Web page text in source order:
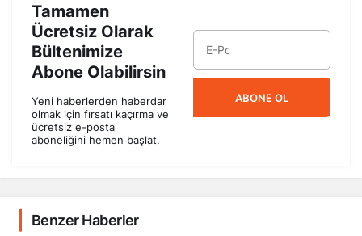
Tamamen
Ücretsiz Olarak
Bültenimize
Abone Olabilirsin
Yeni haberlerden haberdar
olmak için fırsatı kaçırma ve
ücretsiz e-posta
aboneliğini hemen başlat.
ABONE OL
Benzer Haberler